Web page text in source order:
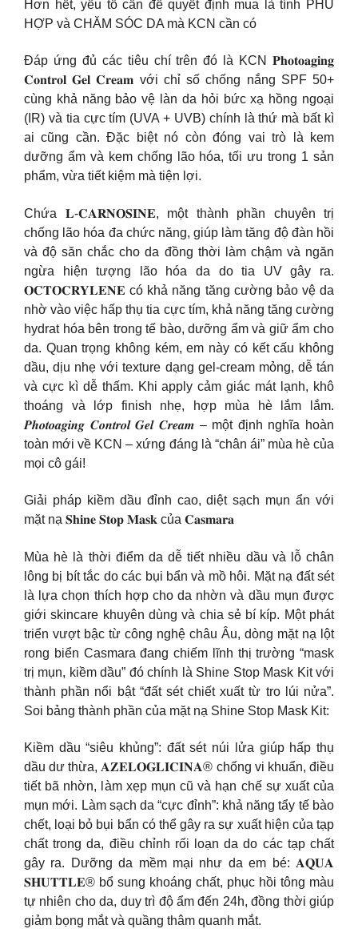
Hơn hết, yếu tố cần để quyết định mua là tính PHÙ
HỢP và CHĂM SÓC DA mà KCN cần có
Đáp ứng đủ các tiêu chí trên đó là KCN 𝐏𝐡𝐨𝐭𝐨𝐚𝐠𝐢𝐧𝐠
𝐂𝐨𝐧𝐭𝐫𝐨𝐥 𝐆𝐞𝐥 𝐂𝐫𝐞𝐚𝐦 với chỉ số chống nắng SPF 50+
cùng khả năng bảo vệ làn da hỏi bức xạ hồng ngoại
(IR) và tia cực tím (UVA + UVB) chính là thứ mà bất kì
ai cũng cần. Đặc biệt nó còn đóng vai trò là kem
dưỡng ẩm và kem chống lão hóa, tối ưu trong 1 sản
phẩm, vừa tiết kiệm mà tiện lợi.
Chứa 𝐋-𝐂𝐀𝐑𝐍𝐎𝐒𝐈𝐍𝐄, một thành phần chuyên trị
chống lão hóa đa chức năng, giúp làm tăng độ đàn hồi
và độ săn chắc cho da đồng thời làm chậm và ngăn
ngừa hiện tượng lão hóa da do tia UV gây ra.
𝐎𝐂𝐓𝐎𝐂𝐑𝐘𝐋𝐄𝐍𝐄 có khả năng tăng cường bảo vệ da
nhờ vào việc hấp thụ tia cực tím, khả năng tăng cường
hydrat hóa bên trong tế bào, dưỡng ẩm và giữ ẩm cho
da. Quan trọng không kém, em này có kết cấu không
dầu, dịu nhẹ với texture dạng gel-cream mỏng, dễ tán
và cực kì dễ thấm. Khi apply cảm giác mát lạnh, khô
thoáng và lớp finish nhẹ, hợp mùa hè lắm lắm.
𝑷𝒉𝒐𝒕𝒐𝒂𝒈𝒊𝒏𝒈 𝑪𝒐𝒏𝒕𝒓𝒐𝒍 𝑮𝒆𝒍 𝑪𝒓𝒆𝒂𝒎 – một định nghĩa hoàn
toàn mới về KCN – xứng đáng là “chân ái” mùa hè của
mọi cô gái!
Giải pháp kiềm dầu đỉnh cao, diệt sạch mụn ẩn với
mặt nạ 𝐒𝐡𝐢𝐧𝐞 𝐒𝐭𝐨𝐩 𝐌𝐚𝐬𝐤 của 𝐂𝐚𝐬𝐦𝐚𝐫𝐚
Mùa hè là thời điểm da dễ tiết nhiều dầu và lỗ chân
lông bị bít tắc do các bụi bẩn và mồ hôi. Mặt nạ đất sét
là lựa chọn thích hợp cho da nhờn và dầu mụn được
giới skincare khuyên dùng và chia sẻ bí kíp. Một phát
triển vượt bậc từ công nghệ châu Âu, dòng mặt nạ lột
rong biển Casmara đang chiếm lĩnh thị trường “mask
trị mụn, kiềm dầu” đó chính là Shine Stop Mask Kit với
thành phần nổi bật “đất sét chiết xuất từ tro lúi nửa”.
Soi bảng thành phần của mặt nạ Shine Stop Mask Kit:
Kiềm dầu “siêu khủng”: đất sét núi lửa giúp hấp thụ
dầu dư thừa, 𝐀𝐙𝐄𝐋𝐎𝐆𝐋𝐈𝐂𝐈𝐍𝐀® chống vi khuẩn, điều
tiết bã nhờn, làm xẹp mụn cũ và hạn chế sự xuất của
mụn mới. Làm sạch da “cực đỉnh”: khả năng tẩy tế bào
chết, loại bỏ bụi bẩn có thể gây ra sự xuất hiện của tạp
chất trong da, điều chỉnh rối loạn da do các tạp chất
gây ra. Dưỡng da mềm mại như da em bé: 𝐀𝐐𝐔𝐀
𝐒𝐇𝐔𝐓𝐓𝐋𝐄® bổ sung khoáng chất, phục hồi tông màu
tự nhiên cho da, duy trì độ ẩm đến 24h, đồng thời giúp
giảm bọng mắt và quầng thâm quanh mắt.